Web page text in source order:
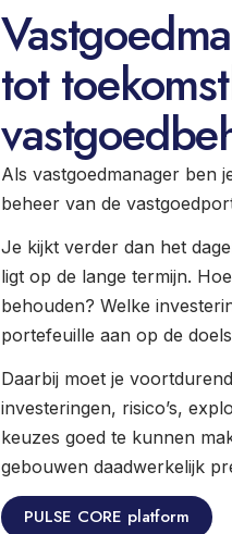
tot
Als vastgoedmanager ben
beheer van de
Je kijkt verder dan het
ligt op de lange termijn.
behouden? Welke
portefeuille aan op de
Daarbij moet je
investeringen, risico’s,
keuzes goed te kunnen
gebouwen daadwerkelijk
PULSE CORE platform